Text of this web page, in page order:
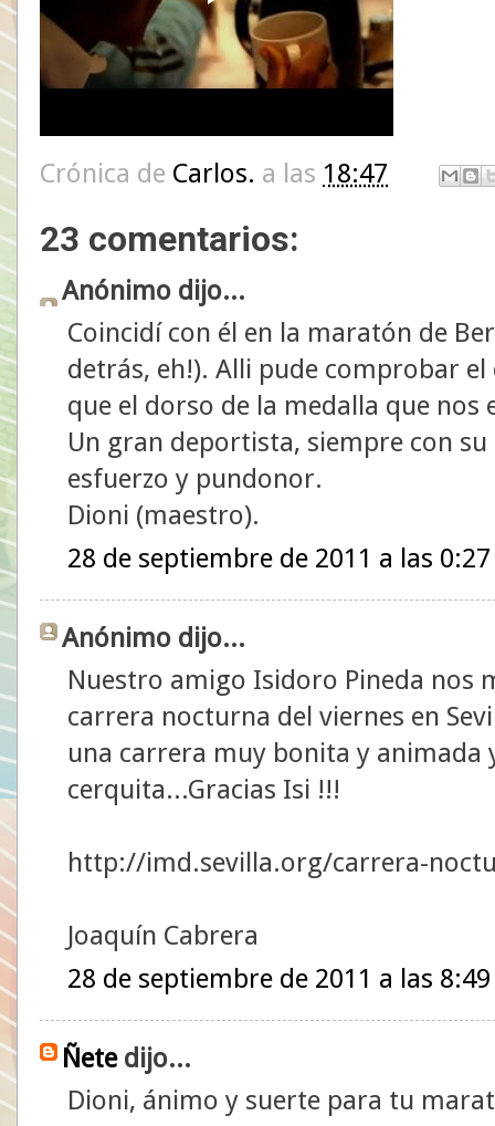
Crónica de Carlos. a las 18:47
23 comentarios:
Anónimo dijo...
Coincidí con él en la maratón de
detrás, eh!). Alli pude comprobar
que el dorso de la medalla que
Un gran deportista, siempre con
esfuerzo y pundonor.
Dioni (maestro).
28 de septiembre de 2011 a las 0:27
Anónimo dijo...
Nuestro amigo Isidoro Pineda nos
carrera nocturna del viernes en
una carrera muy bonita y animada
cerquita...Gracias Isi !!!
http://imd.sevilla.org/carrera-
Joaquín Cabrera
28 de septiembre de 2011 a las 8:49
Ñetedijo...
Dioni, ánimo y suerte para tu